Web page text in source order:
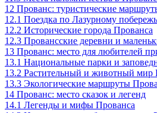
12 Прованс: туристические
12.1 Поездка по Лазурному
12.2 Исторические города Прованса
12.3 Провансские деревни и
13 Прованс: место для любителей
13.1 Национальные парки и
13.2 Растительный и животный мир
13.3 Экологические маршруты
14 Прованс: место сказок и легенд
14.1 Легенды и мифы Прованса